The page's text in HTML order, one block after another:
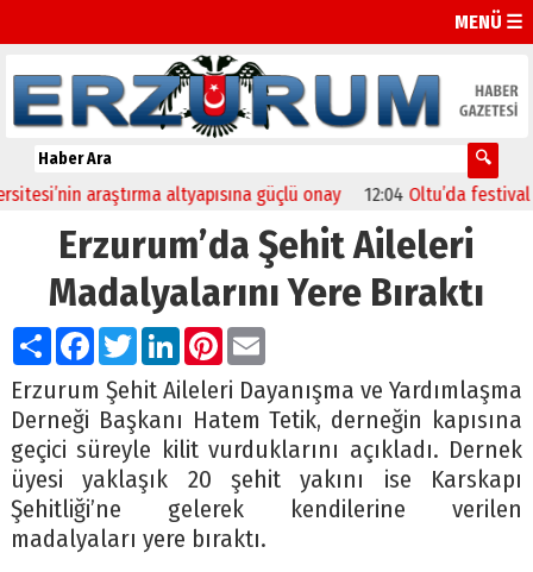
MENÜ ☰
araştırma altyapısına güçlü onay 12:04 Oltu’da festival
Erzurum’da Şehit Aileleri
Madalyalarını Yere Bıraktı
PaylaşFacebook
TwitterLinkedIn
Pinterest
Email
Erzurum Şehit Aileleri Dayanışma ve Yardımlaşma
Derneği Başkanı Hatem Tetik, derneğin kapısına
geçici süreyle kilit vurduklarını açıkladı. Dernek
üyesi yaklaşık 20 şehit yakını ise Karskapı
Şehitliği’ne gelerek kendilerine verilen
madalyaları yere bıraktı.